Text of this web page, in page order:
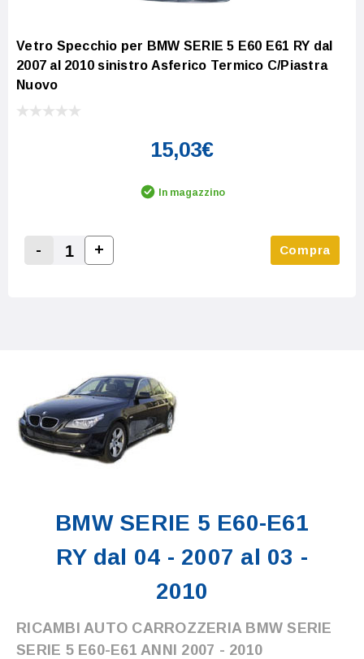
Vetro Specchio per BMW SERIE 5 E60 E61 RY dal
2007 al 2010 sinistro Asferico Termico C/Piastra
Nuovo
15,03€
In magazzino
Decrease Quantity:
-
Increase Quantity:
+ Compra
BMW SERIE 5 E60-E61
RY dal 04 - 2007 al 03 -
2010
RICAMBI AUTO CARROZZERIA BMW SERIE
SERIE 5 E60-E61 ANNI 2007 - 2010